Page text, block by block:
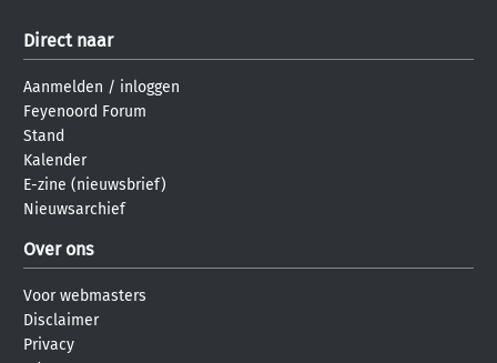
Direct naar
Aanmelden / inloggen
Feyenoord Forum
Stand
Kalender
E-zine (nieuwsbrief)
Nieuwsarchief
Over ons
Voor webmasters
Disclaimer
Privacy